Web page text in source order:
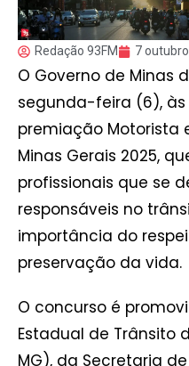
Redação 93FM 7
O Governo de Minas
segunda-feira (6),
premiação Motorista
Minas Gerais 2025,
profissionais que se
responsáveis no
importância do
preservação da vida.
O concurso é
Estadual de Trânsito
MG), da Secretaria